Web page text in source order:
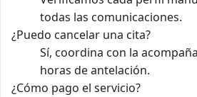
todas las comunicaciones.
¿Puedo cancelar una cita?
Sí, coordina con la
horas de antelación.
¿Cómo pago el servicio?